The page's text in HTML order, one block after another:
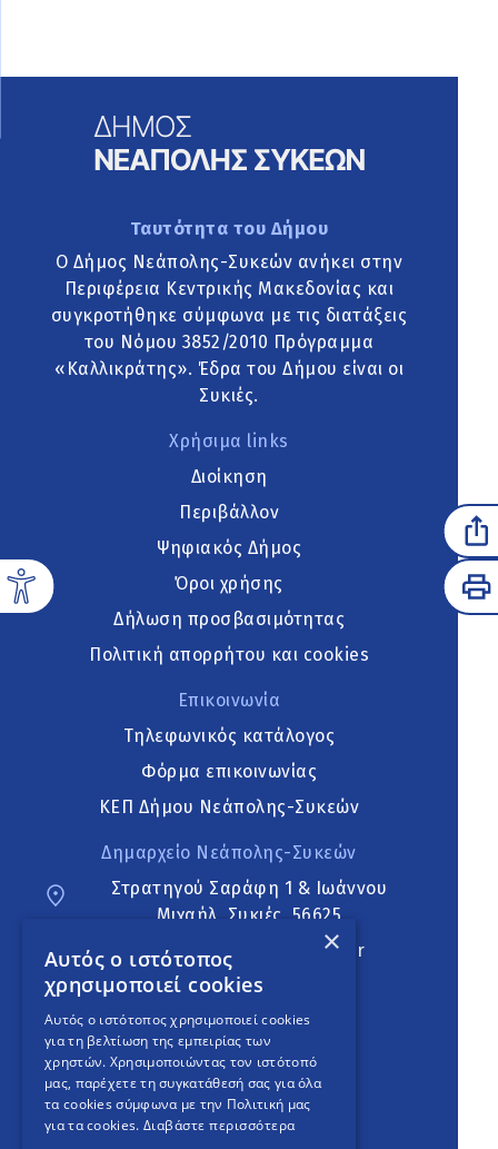
Ταυτότητα του Δήμου
Ο Δήμος Νεάπολης-Συκεών ανήκει στην
Περιφέρεια Κεντρικής Μακεδονίας και
συγκροτήθηκε σύμφωνα με τις διατάξεις
του Νόμου 3852/2010 Πρόγραμμα
«Καλλικράτης». Έδρα του Δήμου είναι οι
Συκιές.
Χρήσιμα links
Διοίκηση
Περιβάλλον
Ψηφιακός Δήμος
Όροι χρήσης
Δήλωση προσβασιμότητας
Πολιτική απορρήτου και cookies
Επικοινωνία
Τηλεφωνικός κατάλογος
Φόρμα επικοινωνίας
ΚΕΠ Δήμου Νεάπολης-Συκεών
Δημαρχείο Νεάπολης-Συκεών
Στρατηγού Σαράφη 1 & Ιωάννου
Μιχαήλ, Συκιές, 56625
neapoli.sykies@ddt.gov.gr
Ακολουθήστε
English Version
An project
×
Αυτός ο ιστότοπος
χρησιμοποιεί cookies
Αυτός ο ιστότοπος χρησιμοποιεί cookies
για τη βελτίωση της εμπειρίας των
χρηστών. Χρησιμοποιώντας τον ιστότοπό
μας, παρέχετε τη συγκατάθεσή σας για όλα
τα cookies σύμφωνα με την Πολιτική μας
για τα cookies. Διαβάστε περισσότερα